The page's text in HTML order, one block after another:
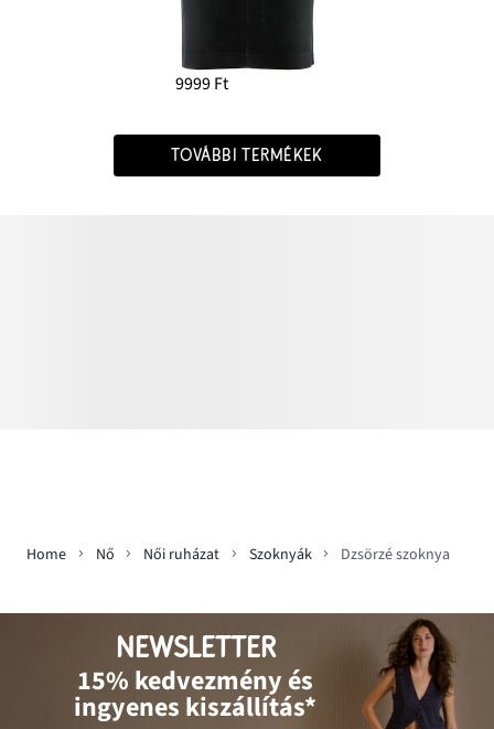
9999 Ft
TOVÁBBI TERMÉKEK
Home Nő Női ruházat Szoknyák Dzsörzé szoknya
NEWSLETTER
15% kedvezmény és
ingyenes kiszállítás*